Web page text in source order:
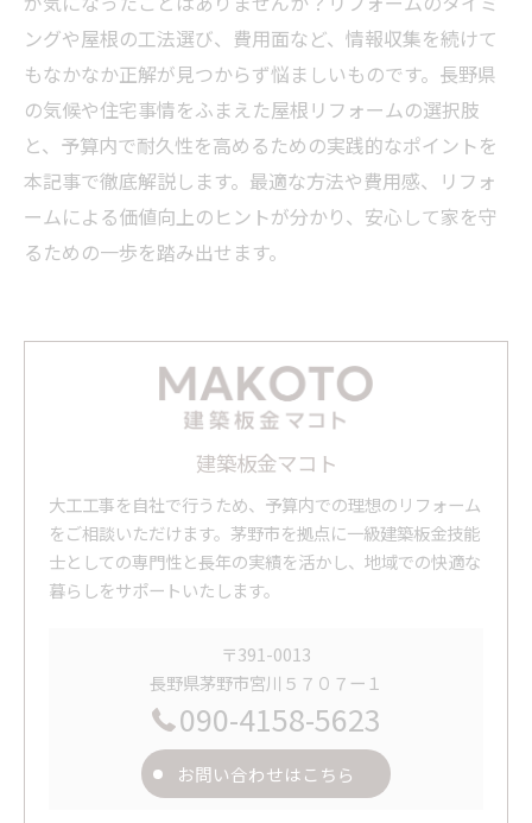
ングや屋根の工法選び、費用面など、情報収集を続けて
もなかなか正解が見つからず悩ましいものです。長野県
の気候や住宅事情をふまえた屋根リフォームの選択肢
と、予算内で耐久性を高めるための実践的なポイントを
本記事で徹底解説します。最適な方法や費用感、リフォ
ームによる価値向上のヒントが分かり、安心して家を守
るための一歩を踏み出せます。
建築板金マコト
大工工事を自社で行うため、予算内での理想のリフォーム
をご相談いただけます。茅野市を拠点に一級建築板金技能
士としての専門性と長年の実績を活かし、地域での快適な
暮らしをサポートいたします。
〒391-0013
長野県茅野市宮川５７０７ー１
090-4158-5623
お問い合わせはこちら